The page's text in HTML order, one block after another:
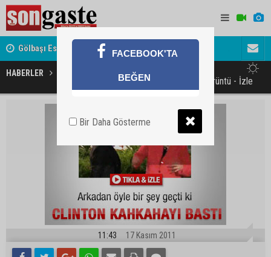
Gölbaşı Esnafının Sesi Ankara Kalkınma Ajansı'nda Avukat
akını
HABERLER
Clinton'u kahkahaya boğan görüntü - İzle
11:43 17 Kasım 2011
FACEBOOK'TA
BEĞEN
Bir Daha Gösterme